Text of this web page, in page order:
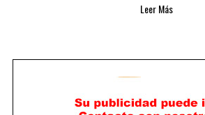
Leer Más